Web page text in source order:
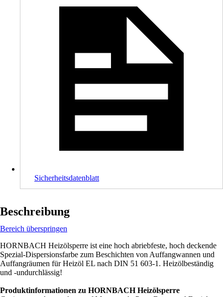
Sicherheitsdatenblatt
Beschreibung
Bereich überspringen
HORNBACH Heizölsperre ist eine hoch abriebfeste, hoch deckende
Spezial-Dispersionsfarbe zum Beschichten von Auffangwannen und
Auffangräumen für Heizöl EL nach DIN 51 603-1. Heizölbeständig
und -undurchlässig!
Produktinformationen zu HORNBACH Heizölsperre